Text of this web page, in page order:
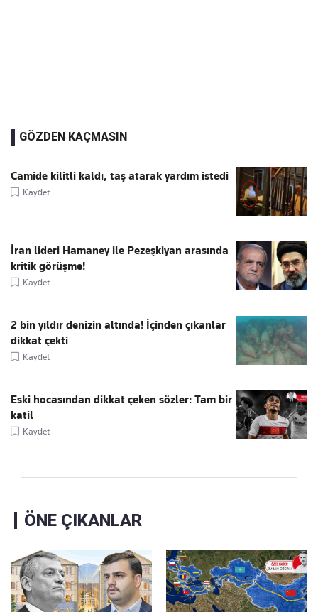
GÖZDEN KAÇMASIN
Camide kilitli kaldı, taş atarak yardım istedi
Kaydet
İran lideri Hamaney ile Pezeşkiyan arasında
kritik görüşme!
Kaydet
2 bin yıldır denizin altında! İçinden çıkanlar
dikkat çekti
Kaydet
Eski hocasından dikkat çeken sözler: Tam bir
katil
Kaydet
ÖNE ÇIKANLAR